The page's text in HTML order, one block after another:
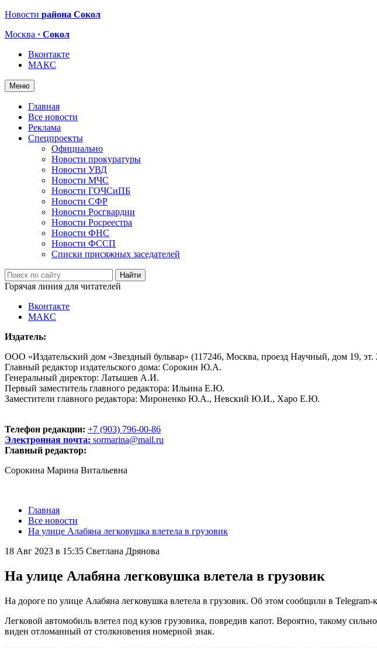
Новости района Сокол
Москва · Сокол
Вконтакте
МАКС
Меню
Главная
Все новости
Реклама
Спецпроекты
Официально
Новости прокуратуры
Новости УВД
Новости МЧС
Новости ГОЧСиПБ
Новости СФР
Новости Росгвардии
Новости Росреестра
Новости ФНС
Новости ФССП
Списки присяжных заседателей
Горячая линия для читателей
Вконтакте
МАКС
Издатель:
ООО «Издательский дом «Звездный бульвар» (117246, Москва, проезд Научный, дом 19,
Главный редактор издательского дома: Сорокин Ю.А.
Генеральный директор: Латышев А.И.
Первый заместитель главного редактора: Ильина Е.Ю.
Заместители главного редактора: Мироненко Ю.А., Невский Ю.И., Харо Е.Ю.
Телефон редакции: +7 (903) 796-00-86
Электронная почта: sormarina@mail.ru
Главный редактор:
Сорокина Марина Витальевна
Главная
Все новости
На улице Алабяна легковушка влетела в грузовик
18 Авг 2023 в 15:35 Светлана Дрянова
На улице Алабяна легковушка влетела в грузовик
На дороге по улице Алабяна легковушка влетела в грузовик. Об этом сообщили в
Легковой автомобиль влетел под кузов грузовика, повредив капот. Вероятно, такому
виден отломанный от столкновения номерной знак.